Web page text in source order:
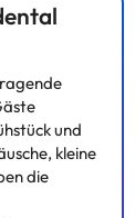
und
kleine
die